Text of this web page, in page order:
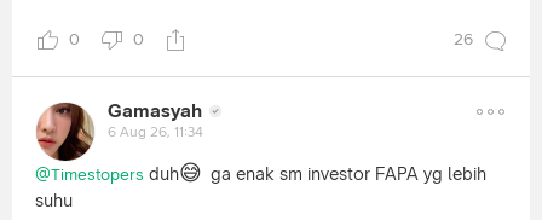
0 0 26
Gamasyah
6 Aug 26, 11:34
@Timestopers duh😅 ga enak sm investor FAPA yg lebih
suhu